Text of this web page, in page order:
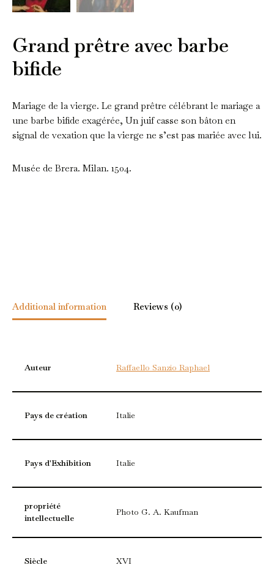
Grand prêtre avec barbe
bifide
Mariage de la vierge. Le grand prêtre célébrant le mariage a
une barbe bifide exagérée, Un juif casse son bâton en
signal de vexation que la vierge ne s’est pas mariée avec lui.
Musée de Brera. Milan. 1504.
Additional information Reviews (0)
Auteur Raffaello Sanzio Raphael
Pays de création Italie
Pays d'Exhibition Italie
propriété
intellectuelle
Photo G. A. Kaufman
Siècle XVI